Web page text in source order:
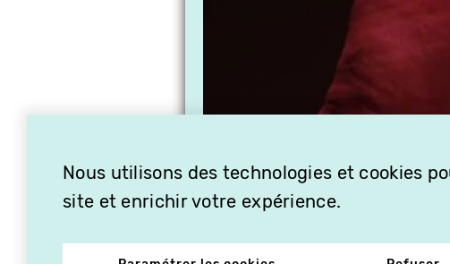
Nous utilisons des technologies et cookies
site et enrichir votre expérience.